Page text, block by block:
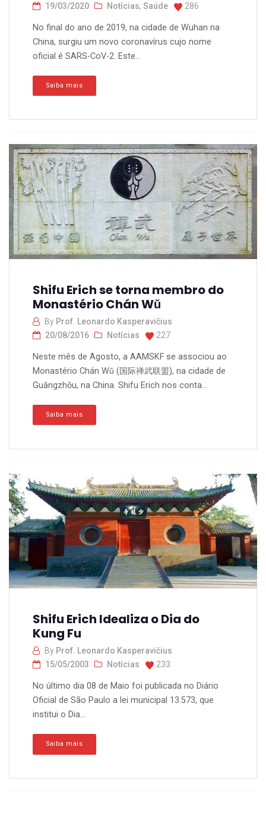
19/03/2020
Notícias,Saúde 286
No final do ano de 2019, na cidade de Wuhan na
China, surgiu um novo coronavírus cujo nome
oficial é SARS-CoV-2. Este...
Saiba mais
Shifu Erich se torna membro do
Monastério Chán Wǔ
By Prof. Leonardo Kasperavičius
20/08/2016
Notícias 227
Neste mês de Agosto, a AAMSKF se associou ao
Monastério Chán Wǔ (国际禅武联盟), na cidade de
Guăngzhōu, na China. Shifu Erich nos conta...
Saiba mais
Shifu Erich Idealiza o Dia do
Kung Fu
By Prof. Leonardo Kasperavičius
15/05/2003
Notícias 233
No último dia 08 de Maio foi publicada no Diário
Oficial de São Paulo a lei municipal 13.573, que
institui o Dia...
Saiba mais